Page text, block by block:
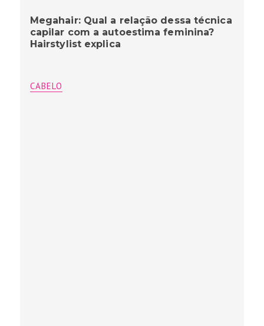
Megahair: Qual a relação dessa técnica
capilar com a autoestima feminina?
Hairstylist explica
CABELO